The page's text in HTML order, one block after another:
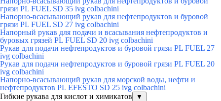
грязи PL FUEL SD 35 ivg colbachini
Напорно-всасывающий рукав для нефтепродуктов и буровой
грязи PL FUEL SD 27 ivg colbachini
Напорный рукав для подачи и всасывания нефтепродуктов и
буровых грязей PL FUEL SD 20 ivg colbachini
Рукав для подачи нефтепродуктов и буровой грязи PL FUEL 27
ivg colbachini
Рукав для подачи нефтепродуктов и буровой грязи PL FUEL 20
ivg colbachini
Напорно-всасывающий рукав для морской воды, нефти и
нефтепродуктов PL EFESTO SD 25 ivg colbachini
Гибкие рукава для кислот и химикатов
▼